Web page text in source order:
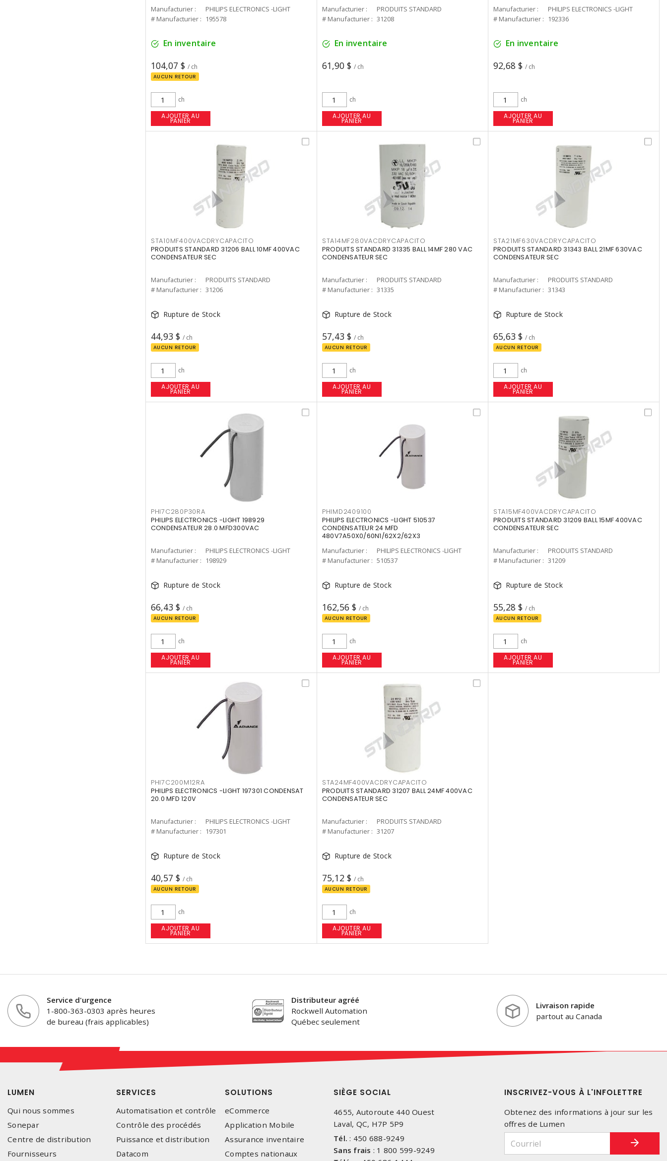
Manufacturier :
PHILIPS ELECTRONICS -LIGHT
# Manufacturier :
195578
En inventaire
104,07 $ / ch
AUCUN RETOUR
ch
AJOUTER AU
PANIER
Manufacturier :
PRODUITS STANDARD
# Manufacturier : 31208
En inventaire
61,90 $ / ch
ch
AJOUTER AU
PANIER
Manufacturier :
PHILIPS ELECTRONICS -LIGHT
# Manufacturier :
192336
En inventaire
92,68 $ / ch
ch
AJOUTER AU
PANIER
STA10MF400VACDRYCAPACITO
PRODUITS STANDARD 31206 BALL 10MF 400VAC
CONDENSATEUR SEC
Manufacturier :
PRODUITS STANDARD
# Manufacturier : 31206
Rupture de Stock
44,93 $ / ch
AUCUN RETOUR
ch
AJOUTER AU
PANIER
STA14MF280VACDRYCAPACITO
PRODUITS STANDARD 31335 BALL 14MF 280 VAC
CONDENSATEUR SEC
Manufacturier :
PRODUITS STANDARD
# Manufacturier : 31335
Rupture de Stock
57,43 $ / ch
AUCUN RETOUR
ch
AJOUTER AU
PANIER
STA21MF630VACDRYCAPACITO
PRODUITS STANDARD 31343 BALL 21MF 630VAC
CONDENSATEUR SEC
Manufacturier :
PRODUITS STANDARD
# Manufacturier : 31343
Rupture de Stock
65,63 $ / ch
AUCUN RETOUR
ch
AJOUTER AU
PANIER
PHI7C280P30RA
PHILIPS ELECTRONICS -LIGHT 198929
CONDENSATEUR 28.0 MFD300VAC
Manufacturier :
PHILIPS ELECTRONICS -LIGHT
# Manufacturier :
198929
Rupture de Stock
66,43 $ / ch
AUCUN RETOUR
ch
AJOUTER AU
PANIER
PHIMD2409100
PHILIPS ELECTRONICS -LIGHT 510537
CONDENSATEUR 24 MFD
480V7A50X0/60N1/62X2/62X3
Manufacturier :
PHILIPS ELECTRONICS -LIGHT
# Manufacturier : 510537
Rupture de Stock
162,56 $ / ch
AUCUN RETOUR
ch
AJOUTER AU
PANIER
STA15MF400VACDRYCAPACITO
PRODUITS STANDARD 31209 BALL 15MF 400VAC
CONDENSATEUR SEC
Manufacturier :
PRODUITS STANDARD
# Manufacturier : 31209
Rupture de Stock
55,28 $ / ch
AUCUN RETOUR
ch
AJOUTER AU
PANIER
PHI7C200M12RA
PHILIPS ELECTRONICS -LIGHT 197301 CONDENSAT
20.0 MFD 120V
Manufacturier :
PHILIPS ELECTRONICS -LIGHT
# Manufacturier :
197301
Rupture de Stock
40,57 $ / ch
AUCUN RETOUR
ch
AJOUTER AU
PANIER
STA24MF400VACDRYCAPACITO
PRODUITS STANDARD 31207 BALL 24MF 400VAC
CONDENSATEUR SEC
Manufacturier :
PRODUITS STANDARD
# Manufacturier : 31207
Rupture de Stock
75,12 $ / ch
AUCUN RETOUR
ch
AJOUTER AU
PANIER
Service d'urgence
1-800-363-0303 après heures
de bureau (frais applicables)
Distributeur agréé
Rockwell Automation
Québec seulement
Livraison rapide
partout au Canada
LUMEN
Qui nous sommes
Sonepar
Centre de distribution
Fournisseurs
SERVICES
Automatisation et contrôle
Contrôle des procédés
Puissance et distribution
Datacom
SOLUTIONS
eCommerce
Application Mobile
Assurance inventaire
Comptes nationaux
SIÈGE SOCIAL
4655, Autoroute 440 Ouest
Laval, QC, H7P 5P9
Tél. : 450 688-9249
Sans frais : 1 800 599-9249
INSCRIVEZ-VOUS À L'INFOLETTRE
Obtenez des informations à jour sur les
offres de Lumen